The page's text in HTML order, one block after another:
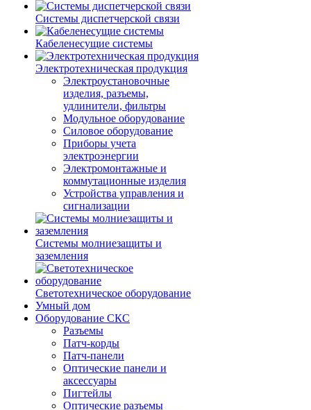
Системы диспетчерской связи
Кабеленесущие системы
Электротехническая продукция
Электроустановочные
изделия, разъемы,
удлинители, фильтры
Модульное оборудование
Силовое оборудование
Приборы учета
электроэнергии
Электромонтажные и
коммутационные изделия
Устройства управления и
сигнализации
Системы молниезащиты и
заземления
Светотехническое оборудование
Умный дом
Оборудование СКС
Разъемы
Патч-корды
Патч-панели
Оптические панели и
аксессуары
Пигтейлы
Оптические разъемы